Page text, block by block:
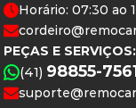
Horário: 07:30 ao
PEÇAS E SERVIÇOS:
(41) 98855-